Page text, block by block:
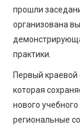
прошли
организована
практики.
Первый краевой
которая
нового
региональные